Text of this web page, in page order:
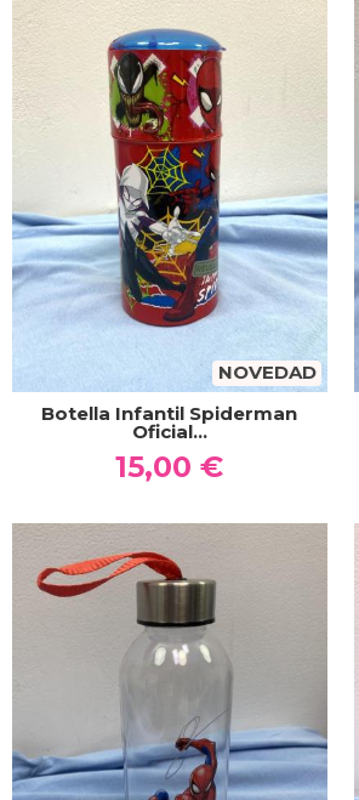
NOVEDAD
Botella Infantil Spiderman
Oficial...
15,00 €